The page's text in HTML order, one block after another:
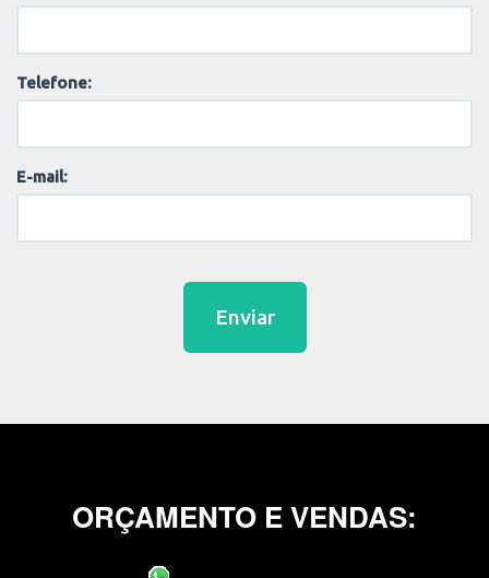
Telefone:
E-mail:
Enviar
ORÇAMENTO E VENDAS: